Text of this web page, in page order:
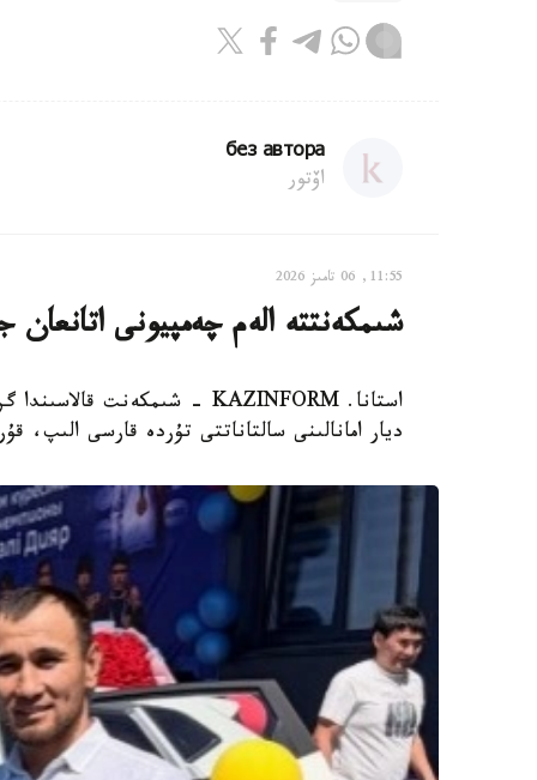
без автора
اۆتور
11:55, 06 تامىز 2026
شىمكەنتتە الەم چەمپيونى
ديار امانالىنى سالتاناتتى تۇردە قارسى الىپ،